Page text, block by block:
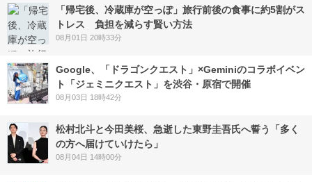
「帰宅後、冷蔵庫が空っぽ」旅行前後の食事に約5割がス
トレス 負担を減らす賢い方法
08月01日 20時33分
Google、「ドラゴンクエスト」×Geminiのコラボイベン
ト「ジェミニクエスト」を渋谷・原宿で開催
08月03日 18時42分
松村北斗と今田美桜、急逝した東野圭吾氏へ誓う「多く
の方へ届けていけたら」
08月04日 14時00分